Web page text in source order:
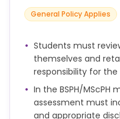
Lesbarkeit zu
Verwendung von KI
dann, wenn keine KI-
verwendet wurden
Bei der Erstellung
KI-gestützte
☐ die Klarheit und
General Policy Applies
Students must
themselves and
responsibility for
In the BSPH/
assessment must
and appropriate